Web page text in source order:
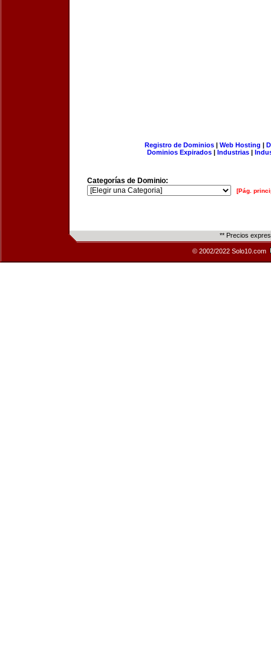
Registro de Dominios| Web Hosting |
Dominios Expirados | Industrias |
Categorías de Dominio:
[Pág.
** Precios
© 2002/2022 Solo10.com